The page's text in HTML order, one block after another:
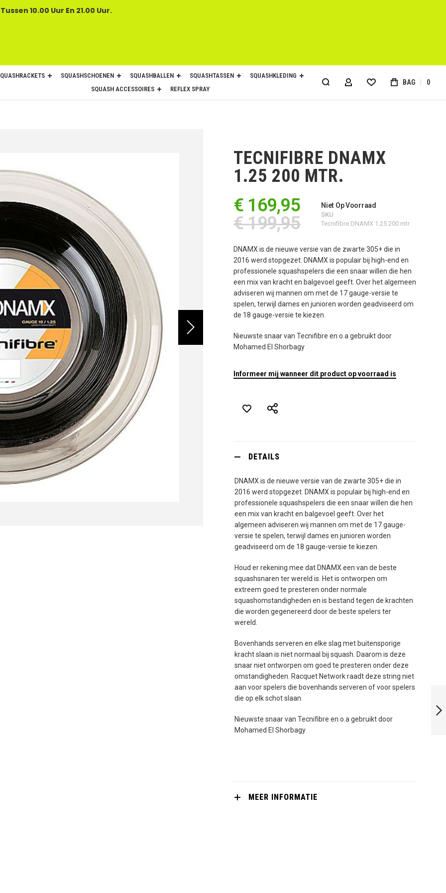
10.00 Uur En 21.00 Uur.
SQUASHSCHOENEN SQUASHBALLEN SQUASHTASSEN
SQUASHKLEDING
SQUASH ACCESSOIRES
REFLEX SPRAY ACCOUNT BAG 0
TECNIFIBRE
TECNIFIBRE DNAMX
1.25 200 MTR.
€ 169,95
€ 199,95
Niet Op Voorraad
SKU
Tecnifibre DNAMX 1.25 200 mtr
DNAMX is de nieuwe versie van de zwarte 305+ die in
2016 werd stopgezet. DNAMX is populair bij high-end en
professionele squashspelers die een snaar willen die hen
een mix van kracht en balgevoel geeft. Over het algemeen
adviseren wij mannen om met de 17 gauge-versie te
spelen, terwijl dames en junioren worden geadviseerd om
de 18 gauge-versie te kiezen.
Nieuwste snaar van Tecnifibre en o.a gebruikt door
Mohamed El Shorbagy
Informeer mij wanneer dit product op voorraad is
DETAILS
DNAMX is de nieuwe versie van de zwarte 305+ die in
2016 werd stopgezet. DNAMX is populair bij high-end en
professionele squashspelers die een snaar willen die hen
een mix van kracht en balgevoel geeft. Over het
algemeen adviseren wij mannen om met de 17 gauge-
versie te spelen, terwijl dames en junioren worden
geadviseerd om de 18 gauge-versie te kiezen.
Houd er rekening mee dat DNAMX een van de beste
squashsnaren ter wereld is. Het is ontworpen om
extreem goed te presteren onder normale
squashomstandigheden en is bestand tegen de krachten
die worden gegenereerd door de beste spelers ter
wereld.
Bovenhands serveren en elke slag met buitensporige
kracht slaan is niet normaal bij squash. Daarom is deze
snaar niet ontworpen om goed te presteren onder deze
omstandigheden. Racquet Network raadt deze string niet
aan voor spelers die bovenhands serveren of voor spelers
die op elk schot slaan.
Nieuwste snaar van Tecnifibre en o.a gebruikt door
Mohamed El Shorbagy
MEER INFORMATIE